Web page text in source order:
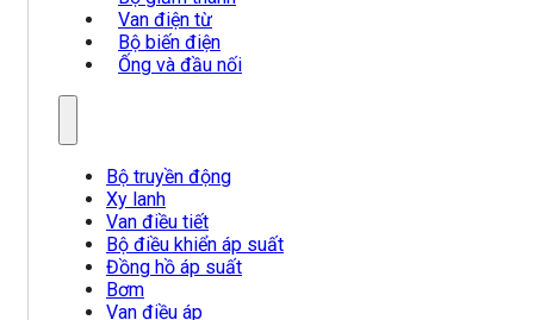
Van điện từ
Bộ biến điện
Ống và đầu nối
Bộ truyền động
Xy lanh
Van điều tiết
Bộ điều khiển áp suất
Đồng hồ áp suất
Bơm
Van điều áp